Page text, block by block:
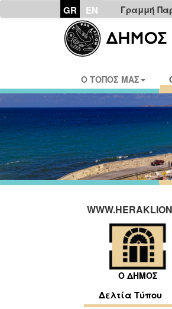
GR EN Γραμμή
Ο ΤΟΠΟΣ ΜΑΣ
Ο ΔΗΜΟΣ
Δελτία Τύπου